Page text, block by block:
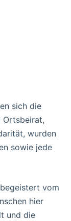
sich die
Ortsbeirat,
wurden
sowie jede
vom
hier
und die